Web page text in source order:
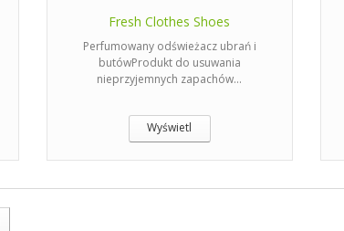
Fresh Clothes Shoes
Perfumowany odświeżacz ubrań i
butówProdukt do usuwania
nieprzyjemnych zapachów...
Wyświetl